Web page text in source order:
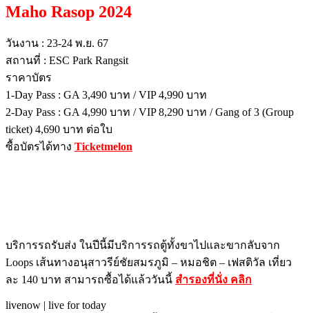
Maho Rasop 2024
วันงาน : 23-24 พ.ย. 67
สถานที่ : ESC Park Rangsit
ราคาบัตร
1-Day Pass : GA 3,490 บาท / VIP 4,990 บาท
2-Day Pass : GA 4,990 บาท / VIP 8,290 บาท / Gang of 3 (Group
ticket) 4,690 บาท ต่อใบ
ซื้อบัตรได้ทาง Ticketmelon
บริการรถรับส่ง ในปีนี้มีบริการรถตู้ทั้งขาไปและขากลับจาก
Loops เส้นทางอนุสาวรีย์ชัยสมรภูมิ – หมอชิต – เฟสติวัล เที่ยว
ละ 140 บาท สามารถซื้อได้แล้ววันนี้ สำรองที่นั่ง คลิก
livenow | live for today